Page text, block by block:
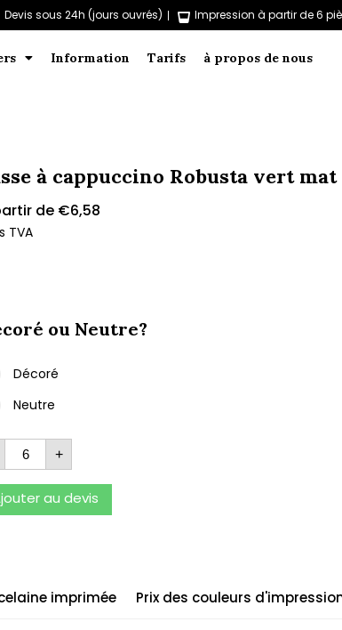
Devis sous 24h (jours ouvrés) Impression à partir de 6
Information Tarifs à propos de nous
à cappuccino Robusta vert mat
de €6,58
TVA
ou Neutre?
Décoré
Neutre
+
au devis
imprimée Prix des couleurs